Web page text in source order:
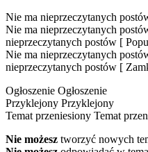
Nie ma nieprzeczytanych
Nie ma nieprzeczytanych
nieprzeczytanych postów [
Nie ma nieprzeczytanych
nieprzeczytanych postów [
Ogłoszenie Ogłoszenie
Przyklejony Przyklejony
Temat przeniesiony Temat
Nie możesz tworzyć nowych